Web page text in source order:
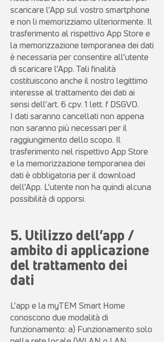
scaricare l’App sul vostro smartphone
e non li memorizziamo ulteriormente. Il
trasferimento al rispettivo App Store e
la memorizzazione temporanea dei dati
è necessaria per consentire all’utente
di scaricare l’App. Tali finalità
costituiscono anche il nostro legittimo
interesse al trattamento dei dati ai
sensi dell’art. 6 cpv. 1 lett. f DSGVO.
I dati saranno cancellati non appena
non saranno più necessari per il
raggiungimento dello scopo. Il
trasferimento nel rispettivo App Store
e la memorizzazione temporanea dei
dati è obbligatoria per il download
dell’App. L’utente non ha quindi alcuna
possibilità di opporsi.
5. Utilizzo dell’app /
ambito di applicazione
del trattamento dei
dati
L’app e la myTEM Smart Home
conoscono due modalità di
funzionamento: a) Funzionamento solo